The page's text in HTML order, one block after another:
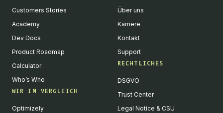
Customers Stories
Academy
Dev Docs
Product Roadmap
Calculator
Who’s Who
WIR IM VERGLEICH
Optimizely
Über uns
Karriere
Kontakt
Support
RECHTLICHES
DSGVO
Trust Center
Legal Notice & CSU